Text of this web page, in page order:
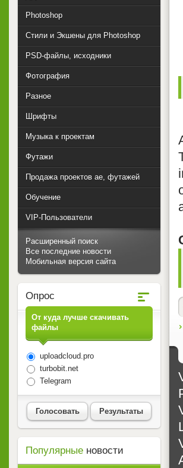
Photoshop
Стили и Экшены для Photoshop
PSD-файлы, исходники
Фотография
Разное
Шрифты
Музыка к проектам
Футажи
Продажа проектов ae, футажей
Обучение
VIP-Пользователи
Расширенный поиск
Все последние новости
Мобильная версия сайта
Опрос
От куда лучше скачивать
файлы
uploadcloud.pro
turbobit.net
Telegram
Голосовать Результаты
Популярные новости